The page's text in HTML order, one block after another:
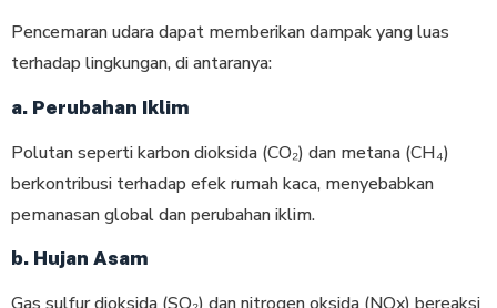
Pencemaran udara dapat memberikan dampak yang luas
terhadap lingkungan, di antaranya:
a. Perubahan Iklim
Polutan seperti karbon dioksida (CO₂) dan metana (CH₄)
berkontribusi terhadap efek rumah kaca, menyebabkan
pemanasan global dan perubahan iklim.
b. Hujan Asam